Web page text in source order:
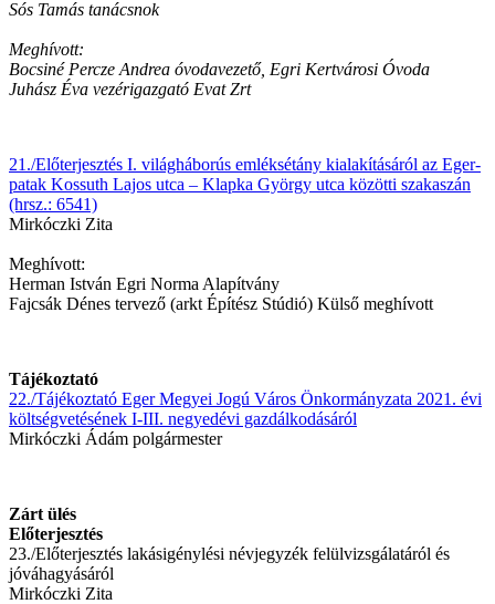
Sós Tamás tanácsnok
Meghívott:
Bocsiné Percze Andrea óvodavezető, Egri Kertvárosi Óvoda
Juhász Éva vezérigazgató Evat Zrt
21./Előterjesztés I. világháborús emléksétány kialakításáról az Eger-
patak Kossuth Lajos utca – Klapka György utca közötti szakaszán
(hrsz.: 6541)
Mirkóczki Zita
Meghívott:
Herman István Egri Norma Alapítvány
Fajcsák Dénes tervező (arkt Építész Stúdió) Külső meghívott
Tájékoztató
22./Tájékoztató Eger Megyei Jogú Város Önkormányzata 2021. évi
költségvetésének I-III. negyedévi gazdálkodásáról
Mirkóczki Ádám polgármester
Zárt ülés
Előterjesztés
23./Előterjesztés lakásigénylési névjegyzék felülvizsgálatáról és
jóváhagyásáról
Mirkóczki Zita